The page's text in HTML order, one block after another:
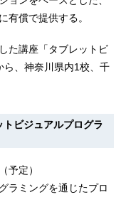
有償で提供する。
た講座「タブレットビ
ら、神奈川県内1校、千
ビジュアルプログラ
定）
ミングを通じたプロ